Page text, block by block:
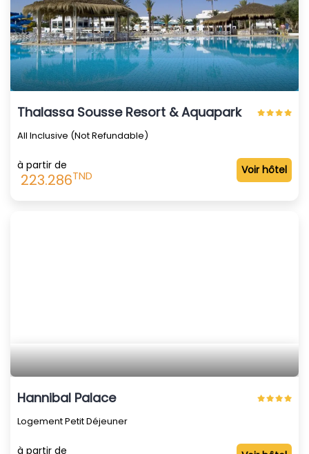
Thalassa Sousse Resort & Aquapark
All Inclusive (Not Refundable)
à partir de
223.286TND Voir hôtel
Hannibal Palace
Logement Petit Déjeuner
à partir de